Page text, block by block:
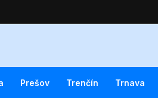
Prešov Trenčín Trnava